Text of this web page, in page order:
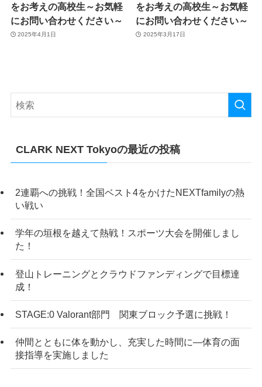
をお考えの高校生～お気軽
にお問い合わせください～
2025年4月1日
をお考えの高校生～お気軽
にお問い合わせください～
2025年3月17日
CLARK NEXT Tokyoの最近の投稿
2連覇への挑戦！全国ベスト4をかけたNEXTfamilyの熱
い戦い
学年の垣根を越えて熱戦！スポーツ大会を開催しまし
た！
登山トレーニングとクラウドファンディングで目標達
成！
STAGE:0 Valorant部門 関東ブロック予選に挑戦！
仲間とともに体を動かし、充実した時間に―体育の面
接指導を実施しました